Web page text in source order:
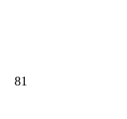
81